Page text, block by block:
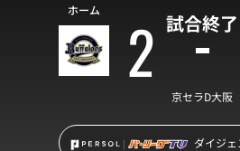
試合終了
ホーム 2
京セラD大阪
ダイジ